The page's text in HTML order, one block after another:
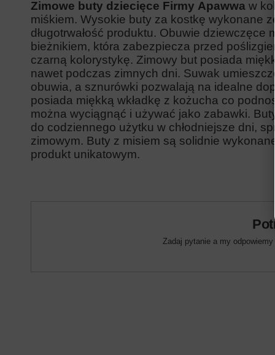
Zimowe buty dziecięce Firmy Apawwa w
miśkiem. Wysokie buty za kostkę wykonane
długotrwałość produktu. Obuwie
bieżnikiem, która zabezpiecza przed
czarną kolorystykę. Zimowy but posiada
nawet podczas zimnych dni. Suwak
obuwia, a sznurówki pozwalają na idealne
posiada miękką wkładkę z kożucha co
można wyciągnąć i używać jako zabawki.
do codziennego użytku w chłodniejsze dni,
zimowym. Buty z misiem są solidnie
produkt unikatowym.
Zadaj pytanie a my